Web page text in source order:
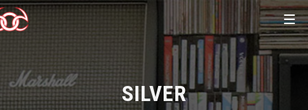
SILVER